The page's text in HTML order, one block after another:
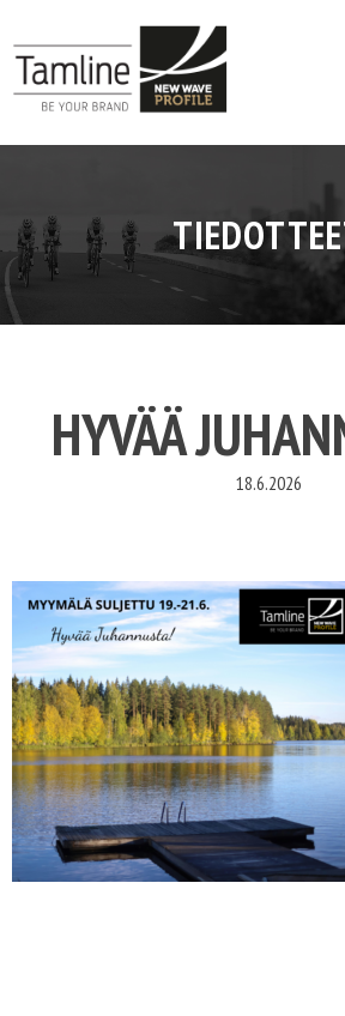
to
content
HYVÄÄ
18.6.2026